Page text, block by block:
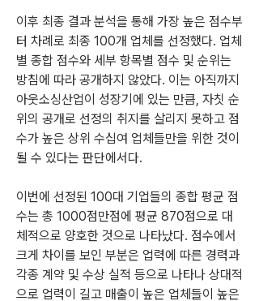
이후 최종 결과 분석을 통해 가장 높은 점수부
터 차례로 최종 100개 업체를 선정했다. 업체
별 종합 점수와 세부 항목별 점수 및 순위는
방침에 따라 공개하지 않았다. 이는 아직까지
아웃소싱산업이 성장기에 있는 만큼, 자칫 순
위의 공개로 선정의 취지를 살리지 못하고 점
수가 높은 상위 수십여 업체들만을 위한 것이
될 수 있다는 판단에서다.
이번에 선정된 100대 기업들의 종합 평균 점
수는 총 1000점만점에 평균 870점으로 대
체적으로 양호한 것으로 나타났다. 점수에서
크게 차이를 보인 부분은 업력에 따른 경력과
각종 계약 및 수상 실적 등으로 나타나 상대적
으로 업력이 길고 매출이 높은 업체들이 높은